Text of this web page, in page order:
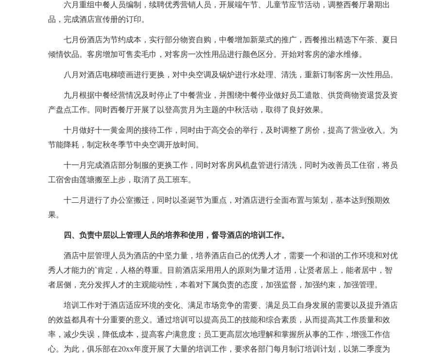
六月重组中餐人员编制，续聘优秀营销人员，开展端午节、儿童节应节活动，调整西餐厅暑期出
品，完成酒店宣传册的订印。
七月份酒店为节约成本，实行部分物资自购，中餐增加新菜式的推广，西餐推出精选下午茶、夏日
倾情饮品。客房增加可售卖毛巾，对客房一次性用品进行颜色区分。开始对客房的渗水维修。
八月对酒店电梯喷画进行更换，对中央空调及锅炉进行水处理、清洗，重新订制客房一次性用品。
九月根据中餐经营情况及时停止了中餐营业，并围绕中餐停业做好员工遣散、供货商物资退货及资
产盘点工作。同时西餐厅开展了以登高赏月为主题的中秋活动，取得了良好效果。
十月做好十一黄金周的接待工作，同时由于高交会的举行，及时调整了房价，提高了营业收入。为
节能降耗，制定秋冬季节中央空调开放时间。
十一月完成酒店部分制服的更换工作，同时对客房风机盘管进行清洗，同时为改善员工住宿，将员
工宿舍由莲塘搬至上步，取消了员工班车。
十二月进行了办公室搬迁，同时以圣诞节为重点，对酒店进行全面布置与策划，基本达到预期效
果。
四、负责中层以上管理人员的培养和使用，督导酒店的培训工作。
酒店中层管理人员为酒店的中坚力量，培养酒店自己的优秀人才，需要一个和谐的工作环境和对优
秀人才能力的`肯定，人格的尊重。目前酒店采用用人的原则为量才适用，让贤者居上，能者居中，智
者居侧，充分发挥人才的主观能动性，本着对下属负责的态度，加强监督，加强约束，加强管理。
培训工作对于酒店适应环境的变化、满足市场竞争的需要、满足员工自身发展的需要以及提升酒店
的效益都具有十分重要的意义。通过培训可以提高员工的技能和综合素质，从而提高其工作质量和效
率，减少失误，降低成本，提高客户满意度；员工更高层次地理解和掌握所从事的工作，增强工作信
心。为此，俱乐部在20xx年度开展了大量的培训工作，要求各部门每月制订培训计划，以第二季度为